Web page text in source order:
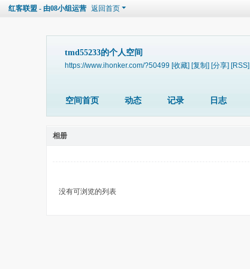
红客联盟 - 由08小组运营 返回首页
tmd55233的个人空间
https://www.ihonker.com/?50499 [收藏] [复制] [分享] [RSS]
空间首页 动态 记录 日志
相册
没有可浏览的列表